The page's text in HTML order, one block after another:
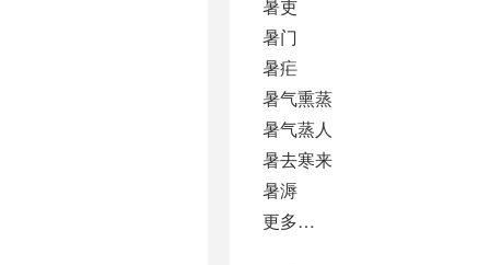
暑吏
暑门
暑疟
暑气熏蒸
暑气蒸人
暑去寒来
暑溽
更多…